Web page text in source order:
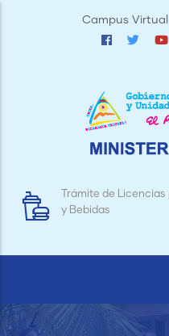
Campus Virtual
Trámite de Licencias
y Bebidas